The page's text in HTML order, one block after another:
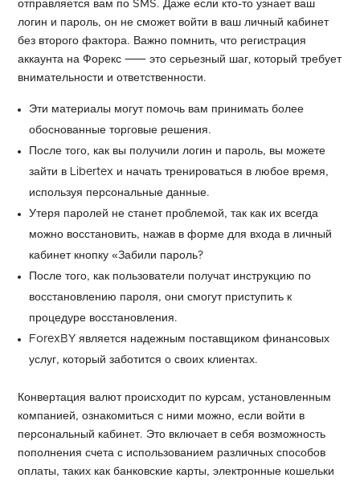
отправляется вам по SMS. Даже если кто-то узнает ваш
логин и пароль, он не сможет войти в ваш личный кабинет
без второго фактора. Важно помнить‚ что регистрация
аккаунта на Форекс ⸺ это серьезный шаг‚ который требует
внимательности и ответственности.
Эти материалы могут помочь вам принимать более
обоснованные торговые решения.
После того, как вы получили логин и пароль, вы можете
зайти в Libertex и начать тренироваться в любое время,
используя персональные данные.
Утеря паролей не станет проблемой, так как их всегда
можно восстановить, нажав в форме для входа в личный
кабинет кнопку «Забили пароль?
После того, как пользователи получат инструкцию по
восстановлению пароля, они смогут приступить к
процедуре восстановления.
ForexBY является надежным поставщиком финансовых
услуг, который заботится о своих клиентах.
Конвертация валют происходит по курсам, установленным
компанией, ознакомиться с ними можно, если войти в
персональный кабинет. Это включает в себя возможность
пополнения счета с использованием различных способов
оплаты, таких как банковские карты, электронные кошельки